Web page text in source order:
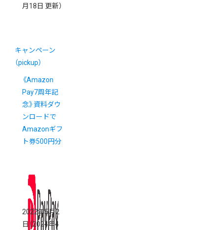
月18日 更新）
キャンペーン
（pickup）
《Amazon
Pay7周年記
念》資料ダウ
ンロードで
Amazonギフ
ト券500円分
2022年5月2
日 （2024年4